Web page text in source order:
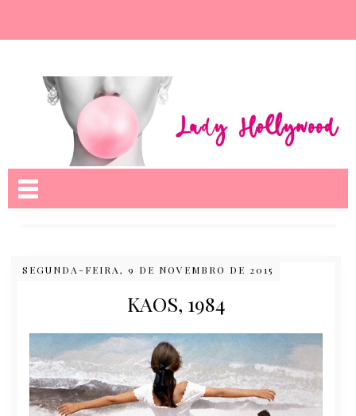
SEGUNDA-FEIRA, 9 DE NOVEMBRO DE 2015
KAOS, 1984